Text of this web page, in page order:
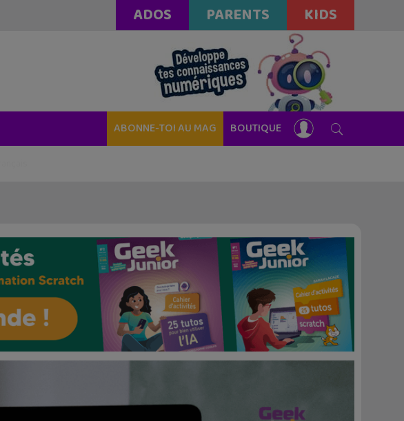
ADOS PARENTS KIDS
ABONNE-TOI AU MAG BOUTIQUE